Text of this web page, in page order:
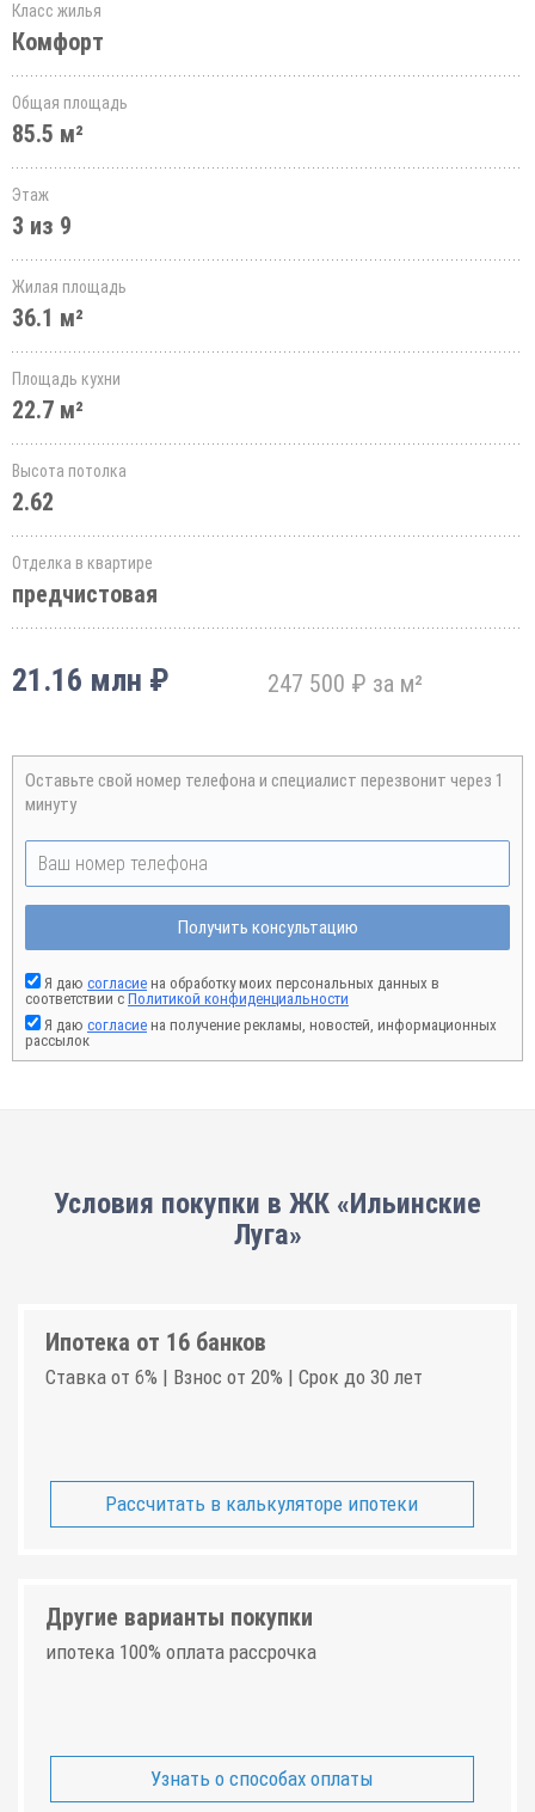
Класс жилья
Комфорт
Общая площадь
85.5 м²
Этаж
3 из 9
Жилая площадь
36.1 м²
Площадь кухни
22.7 м²
Высота потолка
2.62
Отделка в квартире
предчистовая
21.16 млн ₽ 247 500 ₽ за м²
Оставьте свой номер телефона и специалист перезвонит через 1
минуту
Получить консультацию
Я даю согласие на обработку моих персональных данных в
соответствии с Политикой конфиденциальности
Я даю согласие на получение рекламы, новостей, информационных
рассылок
Условия покупки в ЖК «Ильинские
Луга»
Ипотека от 16 банков
Ставка от 6% | Взнос от 20% | Срок до 30 лет
Рассчитать в калькуляторе ипотеки
Другие варианты покупки
ипотека 100% оплата рассрочка
Узнать о способах оплаты